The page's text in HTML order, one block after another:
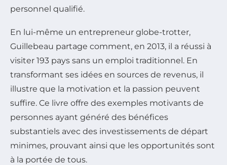
personnel qualifié.
En lui-même un entrepreneur globe-trotter,
Guillebeau partage comment, en 2013, il a réussi à
visiter 193 pays sans un emploi traditionnel. En
transformant ses idées en sources de revenus, il
illustre que la motivation et la passion peuvent
suffire. Ce livre offre des exemples motivants de
personnes ayant généré des bénéfices
substantiels avec des investissements de départ
minimes, prouvant ainsi que les opportunités sont
à la portée de tous.